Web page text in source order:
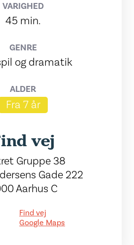
VARIGHED
45 min.
GENRE
og dramatik
ALDER
Fra 7 år
vej
Gruppe 38
Gade 222
Aarhus C
Find vej
Google Maps